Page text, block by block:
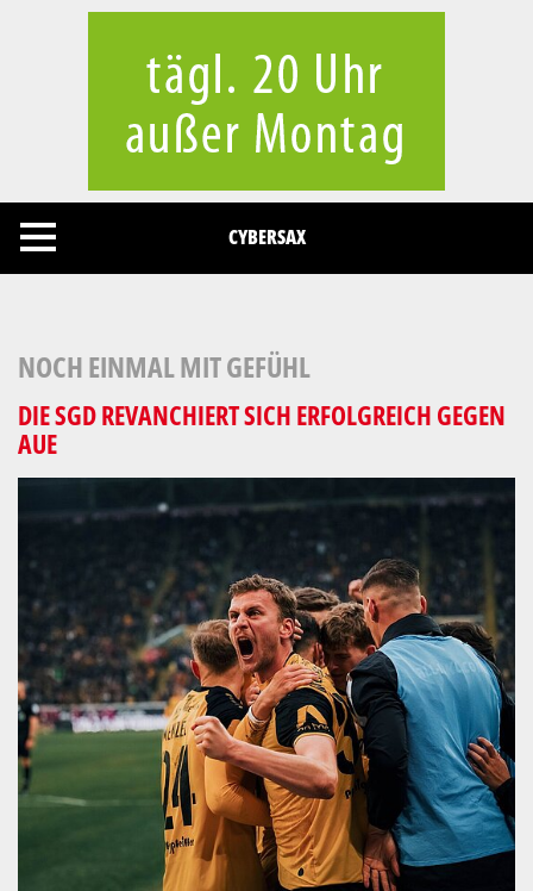
CYBERSAX
NOCH EINMAL MIT GEFÜHL
DIE SGD REVANCHIERT SICH ERFOLGREICH GEGEN
AUE
Cookies management panel